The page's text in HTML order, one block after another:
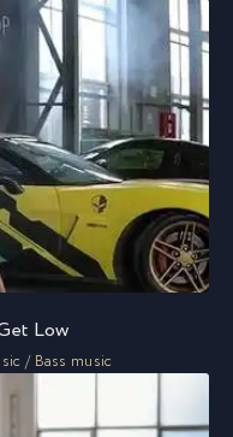
Low
/ Bass music